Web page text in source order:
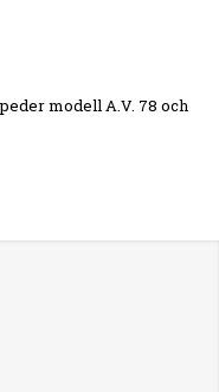
modell A.V. 78 och